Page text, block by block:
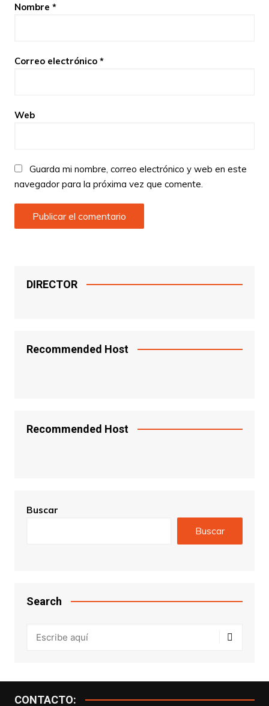
Nombre *
Correo electrónico *
Web
Guarda mi nombre, correo electrónico y web en este
navegador para la próxima vez que comente.
DIRECTOR
Recommended Host
Recommended Host
Buscar
Buscar
Search
CONTACTO: